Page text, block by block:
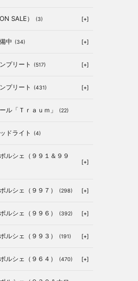
SALE） (3) [+]
中 (34) [+]
プリート (517) [+]
プリート (431) [+]
ル「Ｔｒａｕｍ」 (22)
ドライト (4)
ルシェ（９９１＆９９
[+]
ルシェ（９９７） (298) [+]
ルシェ（９９６） (392) [+]
ルシェ（９９３） (191) [+]
ルシェ（９６４） (470) [+]